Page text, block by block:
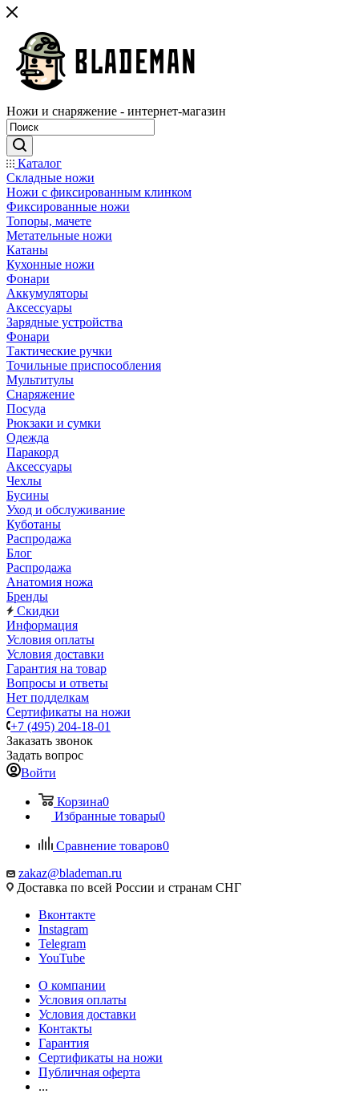
Ножи и снаряжение - интернет-магазин
Каталог
Складные ножи
Ножи с фиксированным клинком
Фиксированные ножи
Топоры, мачете
Метательные ножи
Катаны
Кухонные ножи
Фонари
Аккумуляторы
Аксессуары
Зарядные устройства
Фонари
Тактические ручки
Точильные приспособления
Мультитулы
Снаряжение
Посуда
Рюкзаки и сумки
Одежда
Паракорд
Аксессуары
Чехлы
Бусины
Уход и обслуживание
Куботаны
Распродажа
Блог
Распродажа
Анатомия ножа
Бренды
Скидки
Информация
Условия оплаты
Условия доставки
Гарантия на товар
Вопросы и ответы
Нет подделкам
Сертификаты на ножи
+7 (495) 204-18-01
Заказать звонок
Задать вопрос
Войти
Корзина0
Избранные товары0
Сравнение товаров0
zakaz@blademan.ru
Доставка по всей России и странам СНГ
Вконтакте
Instagram
Telegram
YouTube
О компании
Условия оплаты
Условия доставки
Контакты
Гарантия
Сертификаты на ножи
Публичная оферта
...